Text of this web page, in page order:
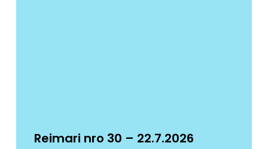
Reimari nro 30 – 22.7.2026